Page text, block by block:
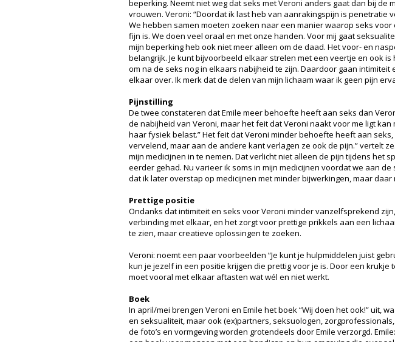
beperking. Neemt niet weg dat seks met Veroni anders gaat dan bij de
vrouwen. Veroni: “Doordat ik last heb van aanrakingspijn is penetratie
We hebben samen moeten zoeken naar een manier waarop seks voor
fijn is. We doen veel oraal en met onze handen. Voor mij gaat
mijn beperking heb ook niet meer alleen om de daad. Het voor- en
belangrijk. Je kunt bijvoorbeeld elkaar strelen met een veertje en ook is
om na de seks nog in elkaars nabijheid te zijn. Daardoor gaan intimiteit
elkaar over. Ik merk dat de delen van mijn lichaam waar ik geen pijn
Pijnstilling
De twee constateren dat Emile meer behoefte heeft aan seks dan
de nabijheid van Veroni, maar het feit dat Veroni naakt voor me ligt
haar fysiek belast.” Het feit dat Veroni minder behoefte heeft aan
vervelend, maar aan de andere kant verlagen ze ook de pijn.” vertelt
mijn medicijnen in te nemen. Dat verlicht niet alleen de pijn tijdens het
eerder gehad. Nu varieer ik soms in mijn medicijnen voordat we aan
dat ik later overstap op medicijnen met minder bijwerkingen, maar daar
Prettige positie
Ondanks dat intimiteit en seks voor Veroni minder vanzelfsprekend
verbinding met elkaar, en het zorgt voor prettige prikkels aan een
te zien, maar creatieve oplossingen te zoeken.
Veroni: noemt een paar voorbeelden “Je kunt je hulpmiddelen juist
kun je jezelf in een positie krijgen die prettig voor je is. Door een krukje
moet vooral met elkaar aftasten wat wél en niet werkt.
Boek
In april/mei brengen Veroni en Emile het boek “Wij doen het ook!” uit,
en seksualiteit, maar ook (ex)partners, seksuologen,
de foto’s en vormgeving worden grotendeels door Emile verzorgd.